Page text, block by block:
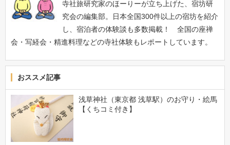
寺社旅研究家のほーりーが立ち上げた、宿坊研
究会の編集部。日本全国300件以上の宿坊を紹介
し、宿泊者の体験談も多数掲載！ 全国の座禅
会・写経会・精進料理などの寺社体験もレポートしています。
おススメ記事
浅草神社（東京都 浅草駅）のお守り・絵馬
【くちコミ付き】